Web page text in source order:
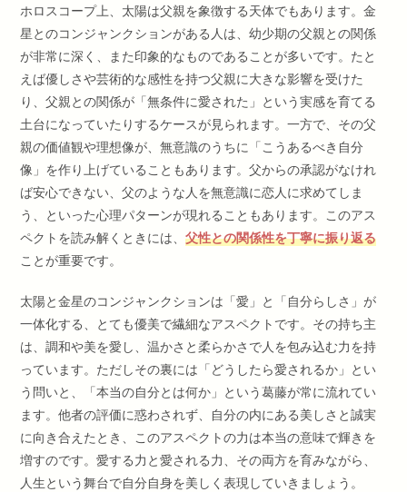
ホロスコープ上、太陽は父親を象徴する天体でもあります。金
星とのコンジャンクションがある人は、幼少期の父親との関係
が非常に深く、また印象的なものであることが多いです。たと
えば優しさや芸術的な感性を持つ父親に大きな影響を受けた
り、父親との関係が「無条件に愛された」という実感を育てる
土台になっていたりするケースが見られます。一方で、その父
親の価値観や理想像が、無意識のうちに「こうあるべき自分
像」を作り上げていることもあります。父からの承認がなけれ
ば安心できない、父のような人を無意識に恋人に求めてしま
う、といった心理パターンが現れることもあります。このアス
ペクトを読み解くときには、父性との関係性を丁寧に振り返る
ことが重要です。
太陽と金星のコンジャンクションは「愛」と「自分らしさ」が
一体化する、とても優美で繊細なアスペクトです。その持ち主
は、調和や美を愛し、温かさと柔らかさで人を包み込む力を持
っています。ただしその裏には「どうしたら愛されるか」とい
う問いと、「本当の自分とは何か」という葛藤が常に流れてい
ます。他者の評価に惑わされず、自分の内にある美しさと誠実
に向き合えたとき、このアスペクトの力は本当の意味で輝きを
増すのです。愛する力と愛される力、その両方を育みながら、
人生という舞台で自分自身を美しく表現していきましょう。